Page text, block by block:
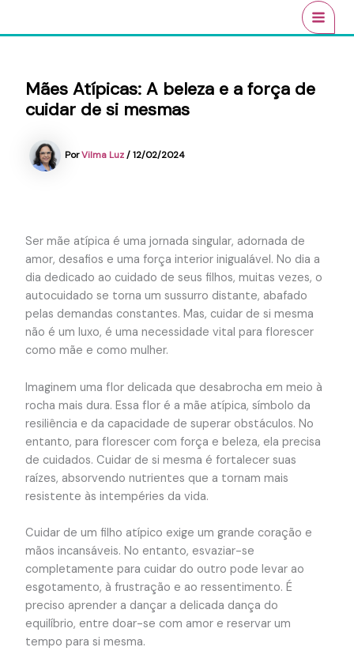
Mães Atípicas: A beleza e a força de
cuidar de si mesmas
PorVilma Luz/12/02/2024
Ser mãe atípica é uma jornada singular, adornada de
amor, desafios e uma força interior inigualável. No dia a
dia dedicado ao cuidado de seus filhos, muitas vezes, o
autocuidado se torna um sussurro distante, abafado
pelas demandas constantes. Mas, cuidar de si mesma
não é um luxo, é uma necessidade vital para florescer
como mãe e como mulher.
Imaginem uma flor delicada que desabrocha em meio à
rocha mais dura. Essa flor é a mãe atípica, símbolo da
resiliência e da capacidade de superar obstáculos. No
entanto, para florescer com força e beleza, ela precisa
de cuidados. Cuidar de si mesma é fortalecer suas
raízes, absorvendo nutrientes que a tornam mais
resistente às intempéries da vida.
Cuidar de um filho atípico exige um grande coração e
mãos incansáveis. No entanto, esvaziar-se
completamente para cuidar do outro pode levar ao
esgotamento, à frustração e ao ressentimento. É
preciso aprender a dançar a delicada dança do
equilíbrio, entre doar-se com amor e reservar um
tempo para si mesma.